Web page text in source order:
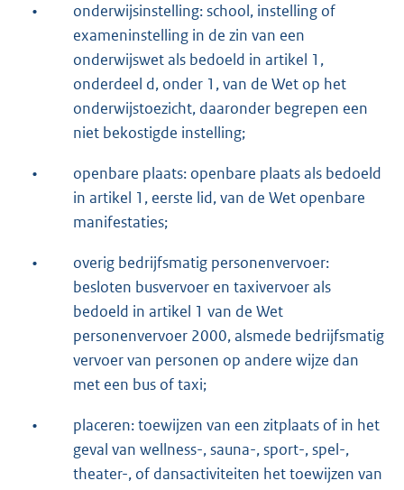
•
onderwijsinstelling: school, instelling of
exameninstelling in de zin van een
onderwijswet als bedoeld in artikel 1,
onderdeel d, onder 1, van de Wet op het
onderwijstoezicht, daaronder begrepen een
niet bekostigde instelling;
•
openbare plaats: openbare plaats als bedoeld
in artikel 1, eerste lid, van de Wet openbare
manifestaties;
•
overig bedrijfsmatig personenvervoer:
besloten busvervoer en taxivervoer als
bedoeld in artikel 1 van de Wet
personenvervoer 2000, alsmede bedrijfsmatig
vervoer van personen op andere wijze dan
met een bus of taxi;
•
placeren: toewijzen van een zitplaats of in het
geval van wellness-, sauna-, sport-, spel-,
theater-, of dansactiviteiten het toewijzen van